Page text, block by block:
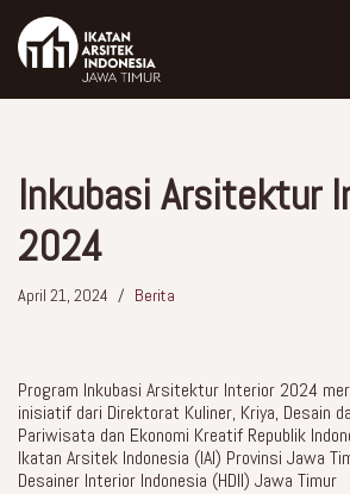
Skip
content
Inkubasi Arsitektur
2024
April 21, 2024 Berita
Program Inkubasi Arsitektur Interior 2024
inisiatif dari Direktorat Kuliner, Kriya, Desain
Pariwisata dan Ekonomi Kreatif Republik
Ikatan Arsitek Indonesia (IAI) Provinsi Jawa
Desainer Interior Indonesia (HDII) Jawa Timur